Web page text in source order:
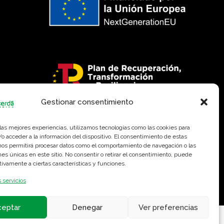
Gestionar consentimiento
mejores experiencias, utilizamos tecnologías como las cookies para
acceder a la información del dispositivo. El consentimiento de estas
permitirá procesar datos como el comportamiento de navegación o las
únicas en este sitio. No consentir o retirar el consentimiento, puede
a ciertas características y funciones.
servicios
Denegar Ver preferencias
-Política de cookies-Aviso legal